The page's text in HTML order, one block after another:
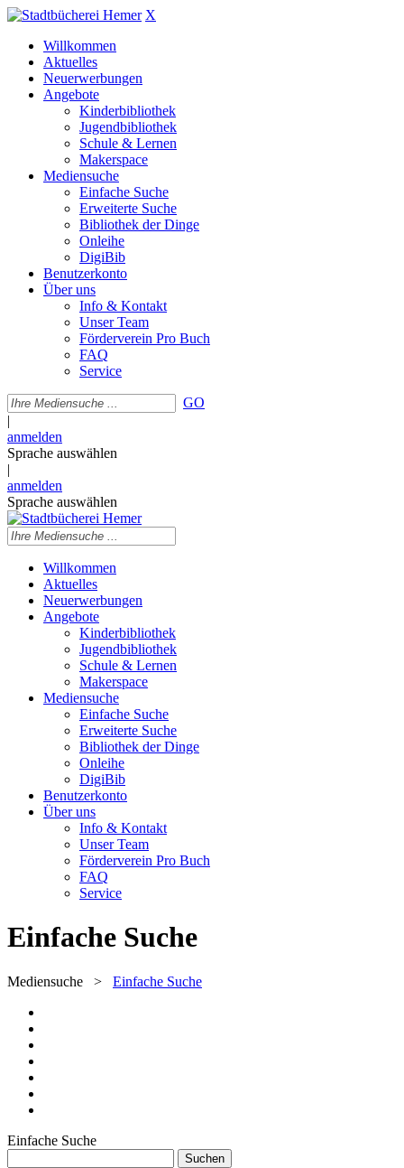
X
Willkommen
Aktuelles
Neuerwerbungen
Angebote
Kinderbibliothek
Jugendbibliothek
Schule & Lernen
Makerspace
Mediensuche
Einfache Suche
Erweiterte Suche
Bibliothek der Dinge
Onleihe
DigiBib
Benutzerkonto
Über uns
Info & Kontakt
Unser Team
Förderverein Pro Buch
FAQ
Service
GO
|
anmelden
Sprache auswählen
|
anmelden
Sprache auswählen
Willkommen
Aktuelles
Neuerwerbungen
Angebote
Kinderbibliothek
Jugendbibliothek
Schule & Lernen
Makerspace
Mediensuche
Einfache Suche
Erweiterte Suche
Bibliothek der Dinge
Onleihe
DigiBib
Benutzerkonto
Über uns
Info & Kontakt
Unser Team
Förderverein Pro Buch
FAQ
Service
Einfache Suche
Mediensuche > Einfache Suche
Einfache Suche